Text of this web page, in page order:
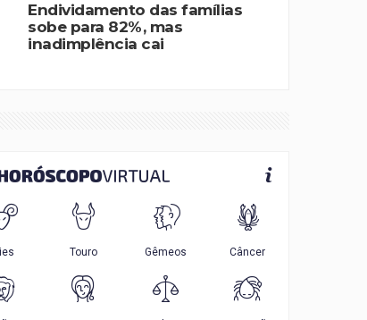
Endividamento das famílias
sobe para 82%, mas
inadimplência cai